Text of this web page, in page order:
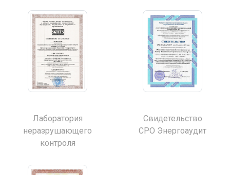
Лаборатория
неразрушающего
контроля
Свидетельство
СРО Энергоаудит